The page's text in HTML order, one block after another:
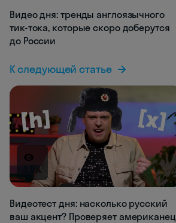
Видео дня: тренды англоязычного
тик-тока, которые скоро доберутся
до России
К следующей статье
1.5K
Видеотест дня: насколько русский
ваш акцент? Проверяет американец